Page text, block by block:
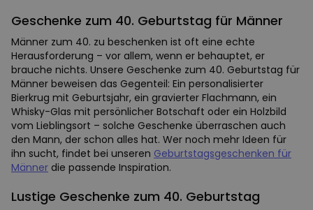
Geschenke zum 40. Geburtstag für Männer
Männer zum 40. zu beschenken ist oft eine echte
Herausforderung – vor allem, wenn er behauptet, er
brauche nichts. Unsere Geschenke zum 40. Geburtstag für
Männer beweisen das Gegenteil: Ein personalisierter
Bierkrug mit Geburtsjahr, ein gravierter Flachmann, ein
Whisky-Glas mit persönlicher Botschaft oder ein Holzbild
vom Lieblingsort – solche Geschenke überraschen auch
den Mann, der schon alles hat. Wer noch mehr Ideen für
ihn sucht, findet bei unseren Geburtstagsgeschenken für
Männer die passende Inspiration.
Lustige Geschenke zum 40. Geburtstag